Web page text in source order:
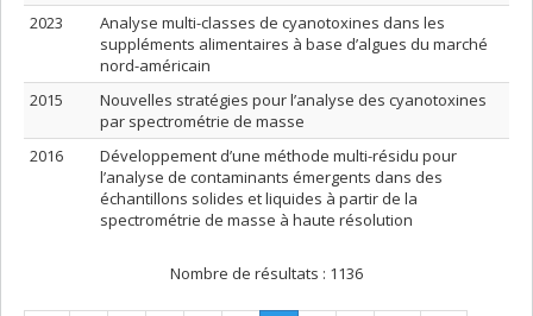
2023
Analyse multi-classes de cyanotoxines dans les
suppléments alimentaires à base d’algues du marché
nord-américain
2015
Nouvelles stratégies pour l’analyse des cyanotoxines
par spectrométrie de masse
2016
Développement d’une méthode multi-résidu pour
l’analyse de contaminants émergents dans des
échantillons solides et liquides à partir de la
spectrométrie de masse à haute résolution
Nombre de résultats : 1136